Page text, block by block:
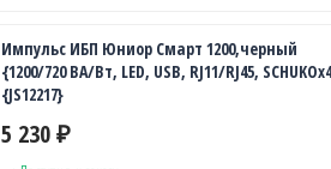
Импульс ИБП Юниор Смарт 1200,черный
{1200/720 ВА/Вт, LED, USB, RJ11/RJ45,
{JS12217}
5 230 ₽